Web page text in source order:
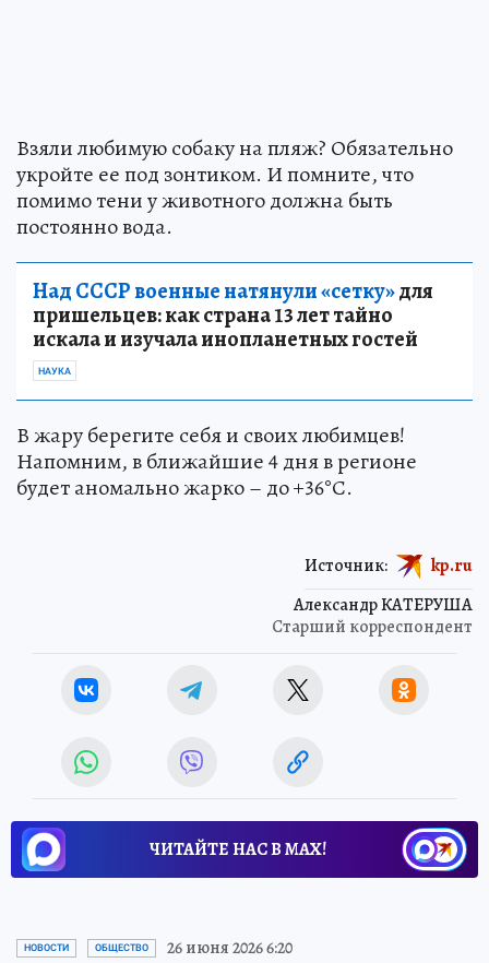
Взяли любимую собаку на пляж? Обязательно
укройте ее под зонтиком. И помните, что
помимо тени у животного должна быть
постоянно вода.
Над СССР военные натянули «сетку»для
пришельцев: как страна 13 лет тайно
искала и изучала инопланетных гостей
НАУКА
В жару берегите себя и своих любимцев!
Напомним, в ближайшие 4 дня в регионе
будет аномально жарко – до +36°С.
Александр КАТЕРУША
Старший корреспондент
Источник: kp.ru
ЧИТАЙТЕ НАС В МАХ!
НОВОСТИ ОБЩЕСТВО 26 июня 2026 6:20